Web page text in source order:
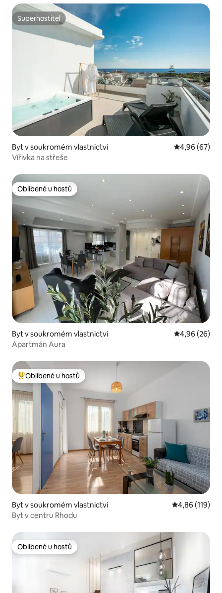
Superhostitel
Superhostitel
Byt v soukromém vlastnictví Průměrné
4,96 (67)
Vířivka na střeše
Oblíbené u hostů
Oblíbené u hostů
Byt v soukromém vlastnictví Průměrné
4,96 (26)
Apartmán Aura
Nejlepší v kategorii Oblíbené u hostů
Oblíbené u hostů
Byt v soukromém vlastnictví Průměrné
4,86 (119)
Byt v centru Rhodu
Oblíbené u hostů
Oblíbené u hostů